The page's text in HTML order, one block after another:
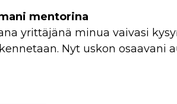
mentorina
yrittäjänä minua vaivasi
Nyt uskon osaavani